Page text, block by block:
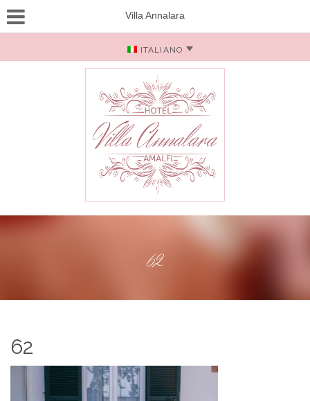
Villa Annalara
ITALIANO
62
62